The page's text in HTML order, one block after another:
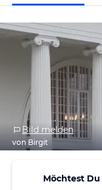
Bild melden
von Birgit
Möchtest